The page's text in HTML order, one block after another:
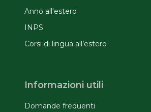
Anno all'estero
INPS
Corsi di lingua all’estero
Informazioni utili
Domande frequenti